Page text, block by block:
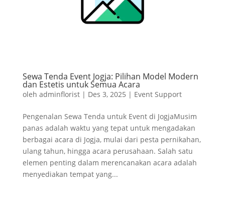
Sewa Tenda Event Jogja: Pilihan Model Modern
dan Estetis untuk Semua Acara
oleh adminflorist| Des 3, 2025 | Event Support
Pengenalan Sewa Tenda untuk Event di JogjaMusim
panas adalah waktu yang tepat untuk mengadakan
berbagai acara di Jogja, mulai dari pesta pernikahan,
ulang tahun, hingga acara perusahaan. Salah satu
elemen penting dalam merencanakan acara adalah
menyediakan tempat yang...